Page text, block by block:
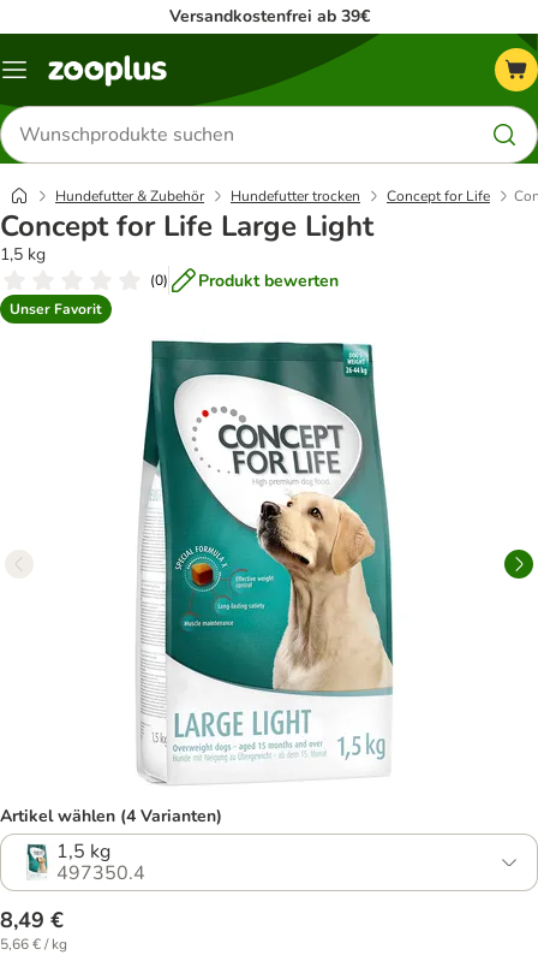
Versandkostenfrei ab 39€
Menü
Produkte
suchen
Hundefutter & Zubehör Hundefutter trocken Concept for Life
Concept for Life Large Light
1,5 kg
(0) Produkt bewerten
Unser Favorit
Artikel wählen (4 Varianten)
1,5 kg
497350.4
8,49 €
5,66 € / kg